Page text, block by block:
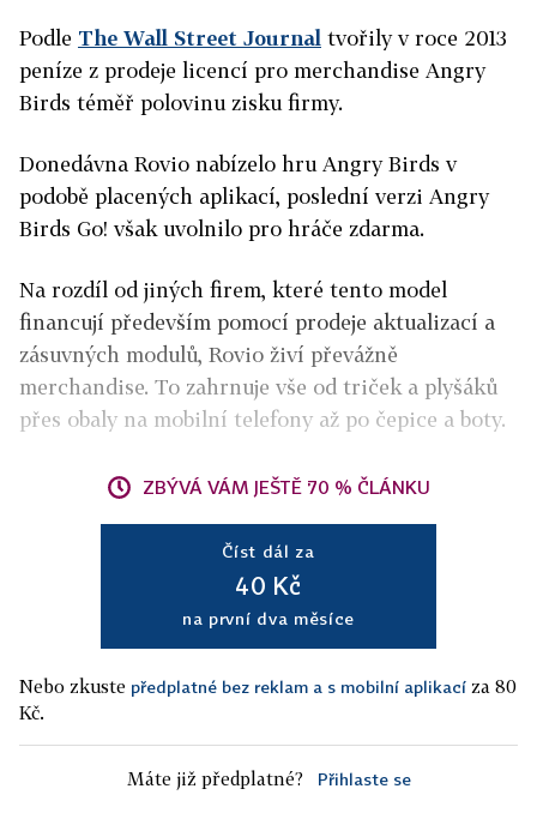
Podle The Wall Street Journal tvořily v roce 2013
peníze z prodeje licencí pro merchandise Angry
Birds téměř polovinu zisku firmy.
Donedávna Rovio nabízelo hru Angry Birds v
podobě placených aplikací, poslední verzi Angry
Birds Go! však uvolnilo pro hráče zdarma.
Na rozdíl od jiných firem, které tento model
financují především pomocí prodeje aktualizací a
zásuvných modulů, Rovio živí převážně
merchandise. To zahrnuje vše od triček a plyšáků
přes obaly na mobilní telefony až po čepice a boty.
ZBÝVÁ VÁM JEŠTĚ 70 % ČLÁNKU
Číst dál za
40 Kč
na první dva měsíce
Nebo zkuste předplatné bez reklam a s mobilní aplikací za 80
Kč.
Máte již předplatné? Přihlaste se